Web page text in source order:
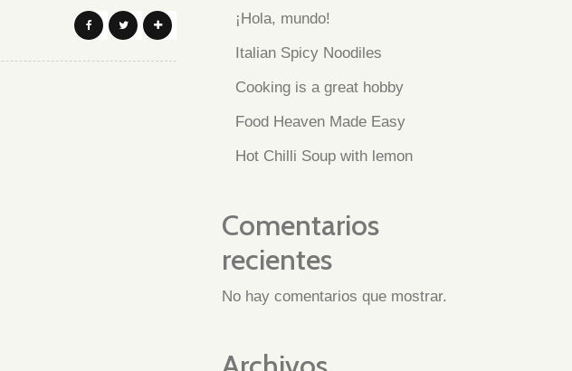
¡Hola, mundo!
Italian Spicy Noodiles
Cooking is a great hobby
Food Heaven Made Easy
Hot Chilli Soup with lemon
Comentarios
recientes
No hay comentarios que mostrar.